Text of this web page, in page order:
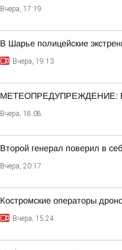
Вчера, 17:19
В Шарье полицейские
Вчера, 19:13
МЕТЕОПРЕДУПРЕЖДЕНИЕ:
Вчера, 18:08
Второй генерал поверил в
Вчера, 20:17
Костромские операторы
Вчера, 15:24